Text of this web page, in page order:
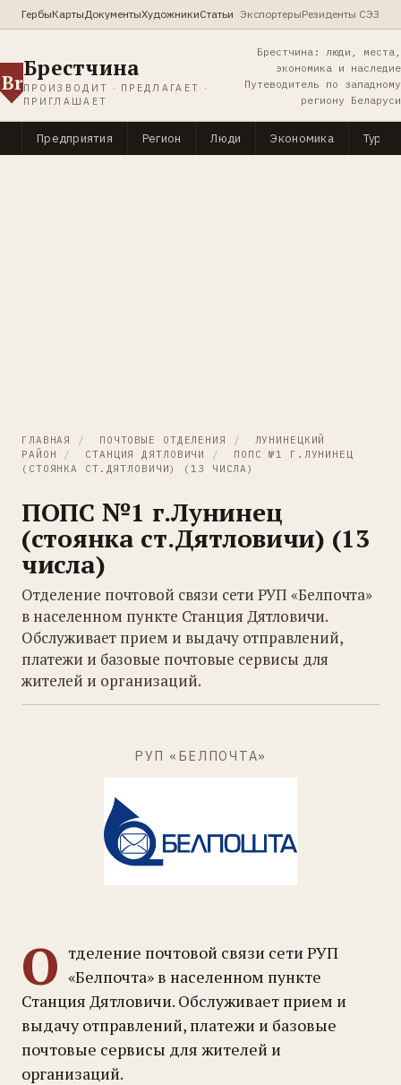
ГербыКартыДокументыХудожникиСтатьи ЭкспортерыРезиденты СЭЗ
Br
Брестчина
ПРОИЗВОДИТ · ПРЕДЛАГАЕТ ·
ПРИГЛАШАЕТ
Брестчина: люди, места,
экономика и наследие
Путеводитель по западному
региону Беларуси
Предприятия Регион Люди Экономика
ГЛАВНАЯ / ПОЧТОВЫЕ ОТДЕЛЕНИЯ /
ЛУНИНЕЦКИЙ
РАЙОН
/ СТАНЦИЯ ДЯТЛОВИЧИ /
ПОПС №1 Г.ЛУНИНЕЦ
(СТОЯНКА СТ.ДЯТЛОВИЧИ) (13 ЧИСЛА)
ПОПС №1 г.Лунинец
(стоянка ст.Дятловичи) (13
числа)
Отделение почтовой связи сети РУП «Белпочта»
в населенном пункте Станция Дятловичи.
Обслуживает прием и выдачу отправлений,
платежи и базовые почтовые сервисы для
жителей и организаций.
РУП «БЕЛПОЧТА»
О тделение почтовой связи сети РУП
«Белпочта» в населенном пункте
Станция Дятловичи. Обслуживает прием и
выдачу отправлений, платежи и базовые
почтовые сервисы для жителей и
организаций.